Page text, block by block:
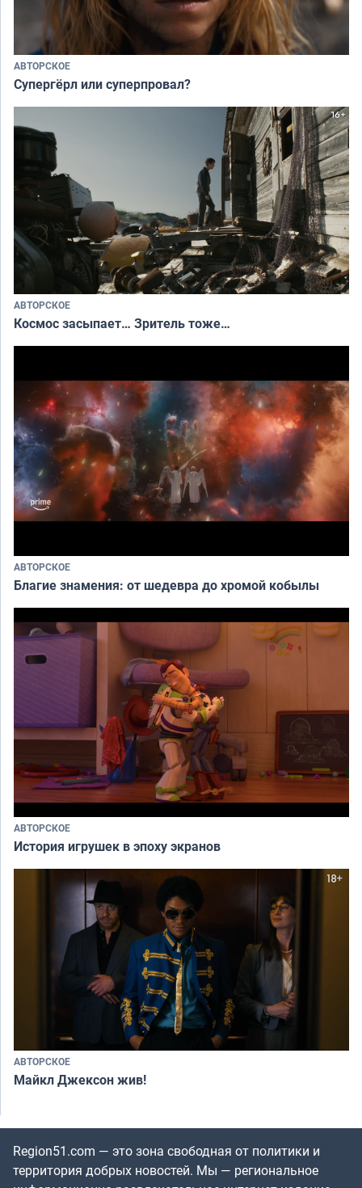
АВТОРСКОЕ
Супергёрл или суперпровал?
АВТОРСКОЕ
Космос засыпает… Зритель тоже…
АВТОРСКОЕ
Благие знамения: от шедевра до хромой кобылы
АВТОРСКОЕ
История игрушек в эпоху экранов
АВТОРСКОЕ
Майкл Джексон жив!
Region51.com — это зона свободная от политики и
территория добрых новостей. Мы — региональное